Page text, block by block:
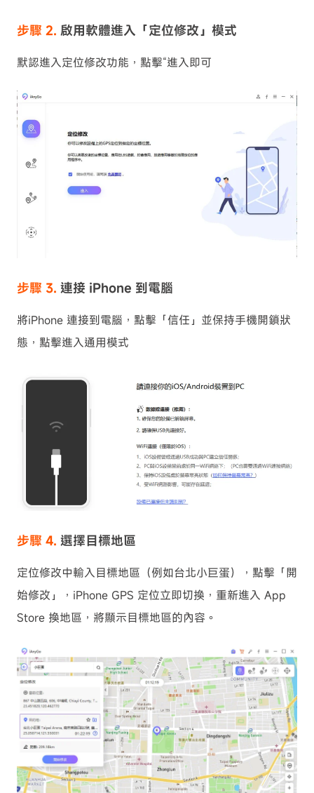
步驟 2. 啟用軟體進入「定位修改」模式
默認進入定位修改功能，點擊“進入即可
步驟 3. 連接 iPhone 到電腦
將iPhone 連接到電腦，點擊「信任」並保持手機開鎖狀
態，點擊進入通用模式
步驟 4. 選擇目標地區
定位修改中輸入目標地區（例如台北小巨蛋），點擊「開
始修改」，iPhone GPS 定位立即切換，重新進入 App
Store 換地區，將顯示目標地區的內容。